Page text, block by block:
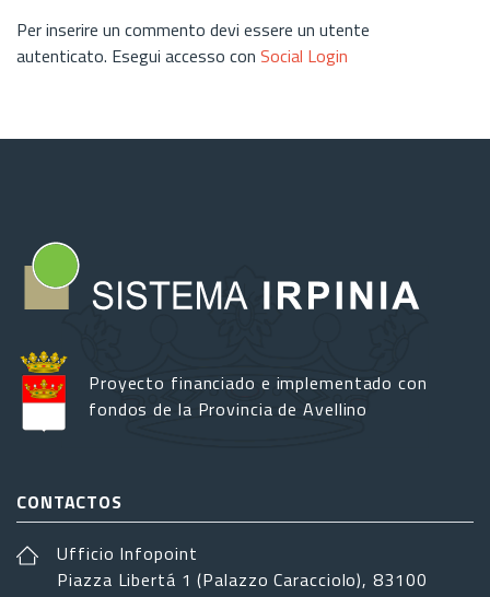
Per inserire un commento devi essere un utente
autenticato. Esegui accesso con Social Login
Proyecto financiado e implementado con
fondos de la Provincia de Avellino
CONTACTOS
Ufficio Infopoint
Piazza Libertá 1 (Palazzo Caracciolo), 83100